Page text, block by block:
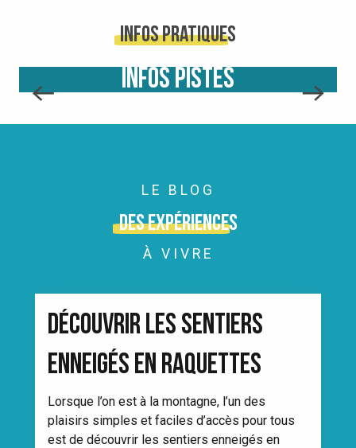
Infos pratiques
INFOS PISTES
LE BLOG
Des expériences
À VIVRE
DÉCOUVRIR LES SENTIERS
ENNEIGÉS EN RAQUETTES
Lorsque l’on est à la montagne, l’un des
plaisirs simples et faciles d’accès pour tous
est de découvrir les sentiers enneigés en